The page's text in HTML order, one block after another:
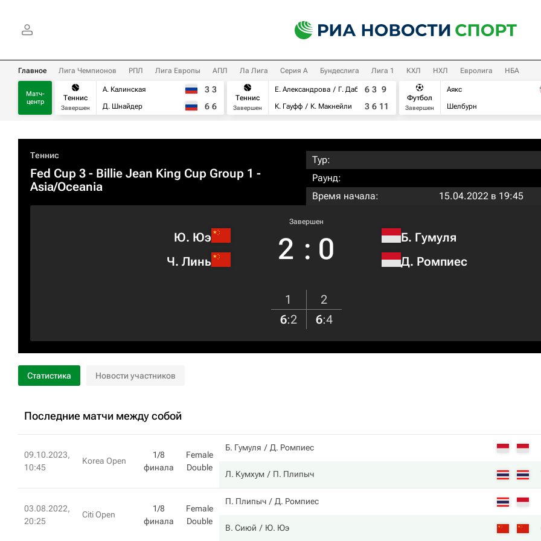
Главное Лига Чемпионов РПЛ Лига Европы АПЛ Ла Лига Серия А Бундеслига Лига 1 КХЛ НХЛ Евролига НБА
Матч-
центр
Теннис
Завершен
А. Калинская
Д. Шнайдер
3 3
6 6
Теннис
Завершен
Е. Александрова
Г. Дабровски
К. Гауфф
К. Макнейли
6 3 9
3 6 11
Футбол
Завершен
Аякс
Шелбурн
Теннис
Fed Cup 3 - Billie Jean King Cup Group 1 -
Asia/Oceania
Тур:
Раунд:
Время начала:
15.04.2022 в 19:45
Ю. Юэ
Ч. Линь
Завершен
2 : 0
Б. Гумуля
Д. Ромпиес
1
2
6:2 6:4
Статистика Новости участников
Последние матчи между собой
09.10.2023,
10:45
Korea Open
1/8
финала
Female
Double
Б. Гумуля Д. Ромпиес
Л. Кумхум П. Плипыч
03.08.2022,
20:25
Citi Open
1/8
финала
Female
Double
П. Плипыч Д. Ромпиес
В. Сиюй Ю. Юэ